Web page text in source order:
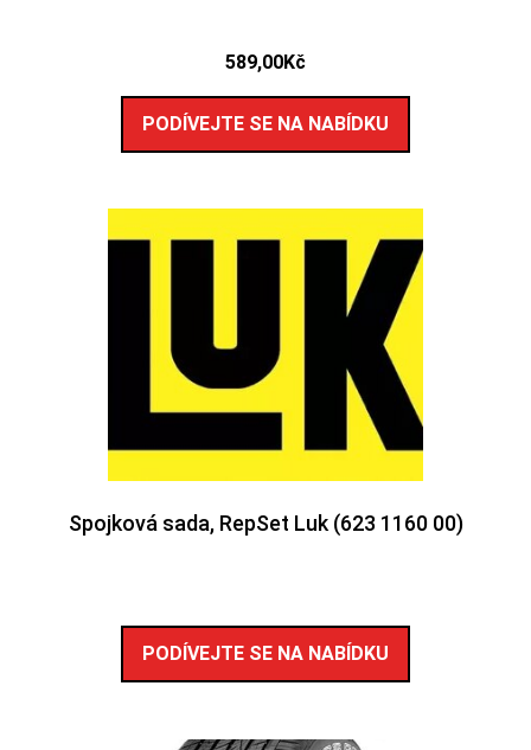
589,00Kč
PODÍVEJTE SE NA NABÍDKU
Spojková sada, RepSet Luk (623 1160 00)
PODÍVEJTE SE NA NABÍDKU